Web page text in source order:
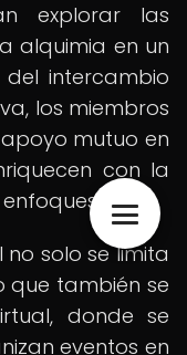
explorar las
alquimia en un
intercambio
los miembros
mutuo en
con la
solo se limita
que también se
donde se
eventos en